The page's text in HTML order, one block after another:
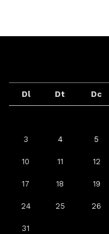
Dl Dt Dc
3 4 5
10 11 12
17 18 19
24 25 26
31